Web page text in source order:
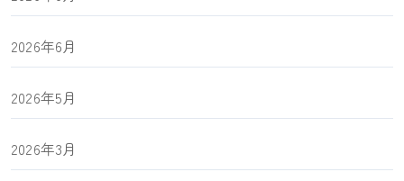
2026年6月
2026年5月
2026年3月